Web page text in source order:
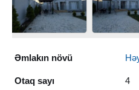
Əmlakın növü
Otaq sayı 4